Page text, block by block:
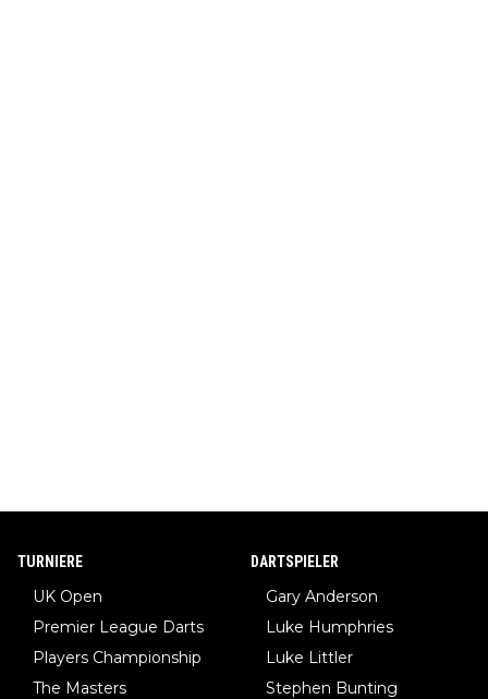
TURNIERE
UK Open
Premier League Darts
Players Championship
The Masters
DARTSPIELER
Gary Anderson
Luke Humphries
Luke Littler
Stephen Bunting